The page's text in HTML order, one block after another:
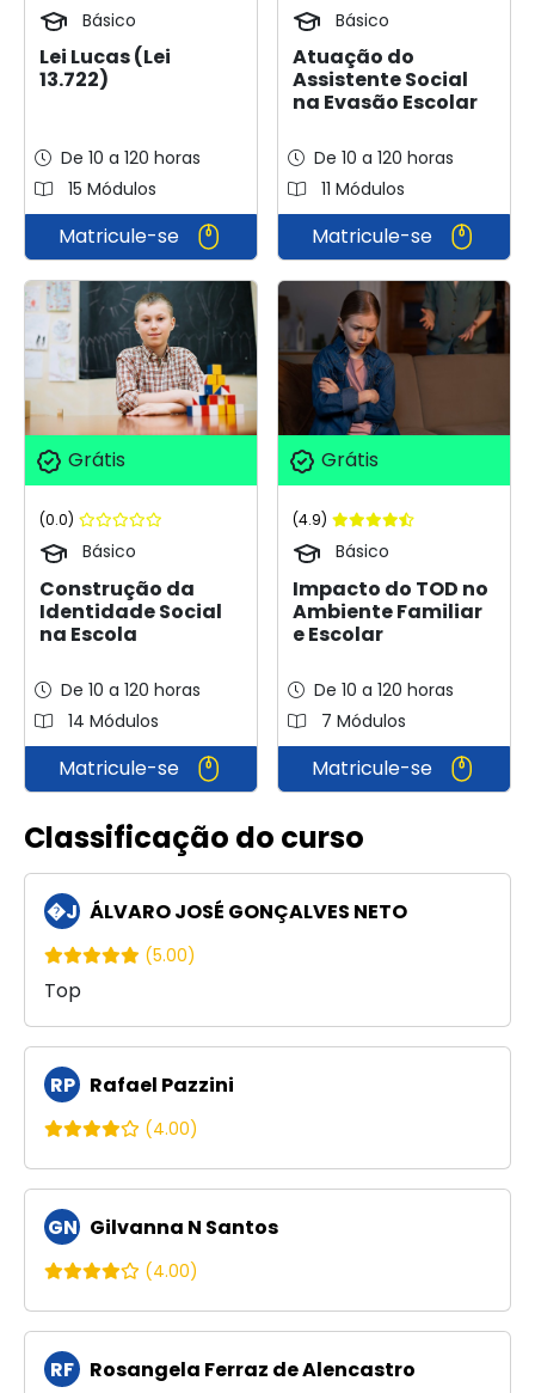
Básico
Lei Lucas (Lei
13.722)
De 10 a 120 horas
15 Módulos
Matricule-se
Básico
Atuação do
Assistente Social
na Evasão Escolar
De 10 a 120 horas
11 Módulos
Matricule-se
Grátis
(0.0)
Básico
Construção da
Identidade Social
na Escola
De 10 a 120 horas
14 Módulos
Matricule-se
Grátis
(4.9)
Básico
Impacto do TOD no
Ambiente Familiar
e Escolar
De 10 a 120 horas
7 Módulos
Matricule-se
Classificação do curso
�J ÁLVARO JOSÉ GONÇALVES NETO
(5.00)
Top
RP Rafael Pazzini
(4.00)
GN Gilvanna N Santos
(4.00)
RF Rosangela Ferraz de Alencastro